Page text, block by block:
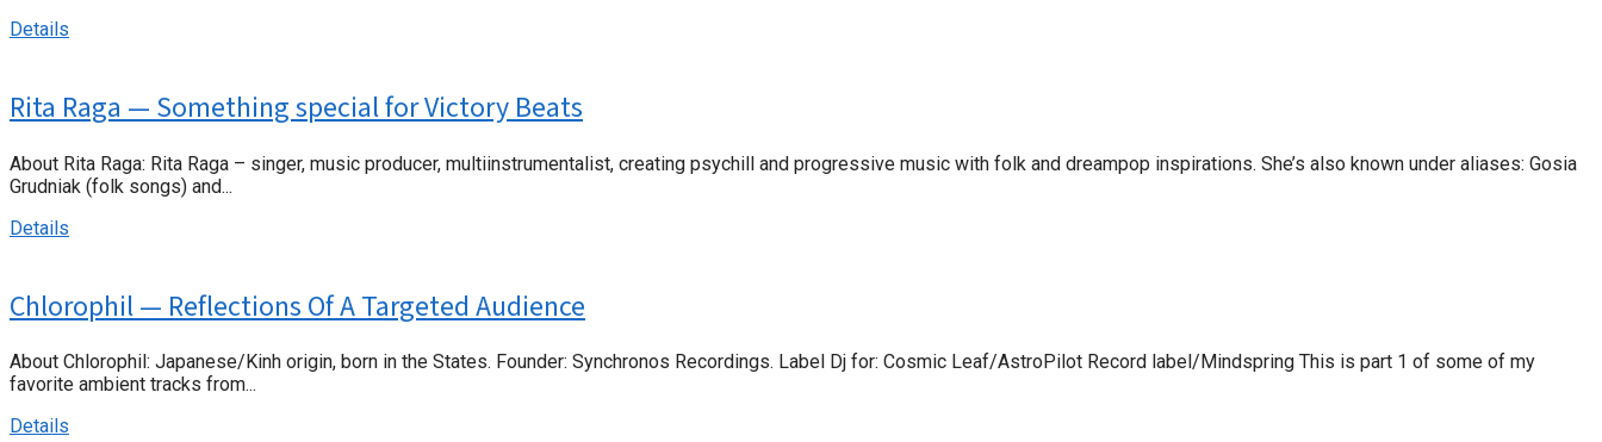
Details
Rita Raga — Something special for Victory Beats
About Rita Raga: Rita Raga – singer, music producer, multiinstrumentalist, creating psychill and progressive music with folk and dreampop inspirations. She’s also known under aliases: Gosia
Grudniak (folk songs) and...
Details
Chlorophil — Reflections Of A Targeted Audience
About Chlorophil: Japanese/Kinh origin, born in the States. Founder: Synchronos Recordings. Label Dj for: Cosmic Leaf/AstroPilot Record label/Mindspring This is part 1 of some of my
favorite ambient tracks from...
Details